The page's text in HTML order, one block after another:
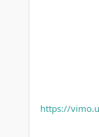
https://